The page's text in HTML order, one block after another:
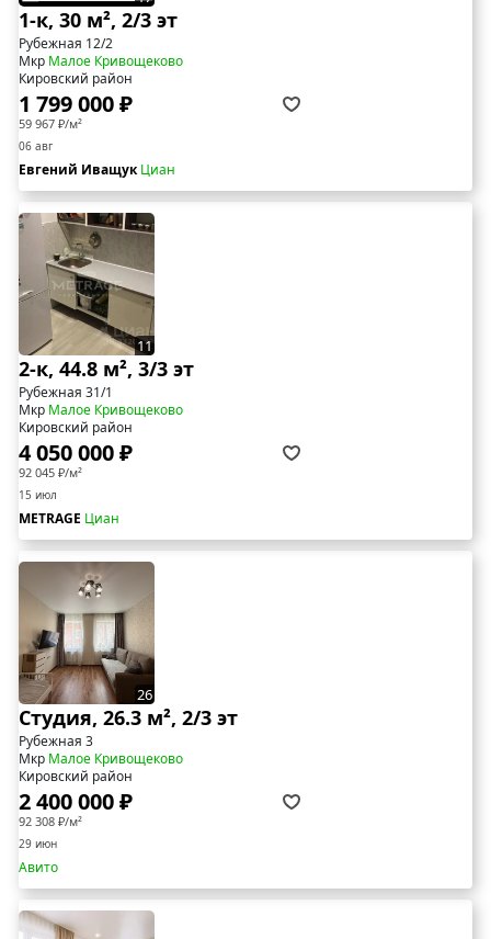
1-к, 30 м², 2/3 эт
Рубежная 12/2
Мкр Малое Кривощеково
Кировский район
1 799 000 ₽
59 967 ₽/м²
06 авг
Евгений ИващукЦиан
11
2-к, 44.8 м², 3/3 эт
Рубежная 31/1
Мкр Малое Кривощеково
Кировский район
4 050 000 ₽
92 045 ₽/м²
15 июл
METRAGE Циан
26
Студия, 26.3 м², 2/3 эт
Рубежная 3
Мкр Малое Кривощеково
Кировский район
2 400 000 ₽
92 308 ₽/м²
29 июн
Авито